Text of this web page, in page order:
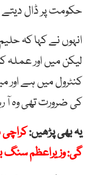
حکومت پر ڈال دیتے
انہوں نے کہا کہ
لیکن میں اور عملہ
کنٹرول میں ہے اور
کی ضرورت تھی وہ آ
یہ بھی پڑھیں:
گی: وزیراعظم سنگ